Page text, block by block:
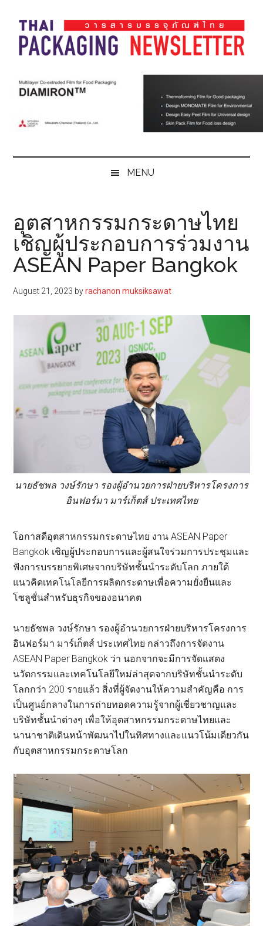
main
content
secondary
menu
primary
sidebar
footer
Thai
Pack
Magazine
Pack
MENU
อุตสาหกรรมกระดาษไทย
เชิญผู้ประกอบการร่วมงาน
ASEAN Paper Bangkok
August 21, 2023 byrachanon muksiksawat
นายธัชพล วงษ์รักษา รองผู้อำนวยการฝ่ายบริหารโครงการ
อินฟอร์มา มาร์เก็ตส์ ประเทศไทย
โอกาสดีอุตสาหกรรมกระดาษไทย งาน ASEAN Paper
Bangkok เชิญผู้ประกอบการและผู้สนใจร่วมการประชุมและ
ฟังการบรรยายพิเศษจากบริษัทชั้นนำระดับโลก ภายใต้
แนวคิดเทคโนโลยีการผลิตกระดาษเพื่อความยั่งยืนและ
โซลูชั่นสำหรับธุรกิจของอนาคต
นายธัชพล วงษ์รักษา รองผู้อำนวยการฝ่ายบริหารโครงการ
อินฟอร์มา มาร์เก็ตส์ ประเทศไทย กล่าวถึงการจัดงาน
ASEAN Paper Bangkok ว่า นอกจากจะมีการจัดแสดง
นวัตกรรมและเทคโนโลยีใหม่ล่าสุดจากบริษัทชั้นนำระดับ
โลกกว่า 200 รายแล้ว สิ่งที่ผู้จัดงานให้ความสำคัญคือ การ
เป็นศูนย์กลางในการถ่ายทอดความรู้จากผู้เชี่ยวชาญและ
บริษัทชั้นนำต่างๆ เพื่อให้อุตสาหกรรมกระดาษไทยและ
นานาชาติเดินหน้าพัฒนาไปในทิศทางและแนวโน้มเดียวกัน
กับอุตสาหกรรมกระดาษโลก